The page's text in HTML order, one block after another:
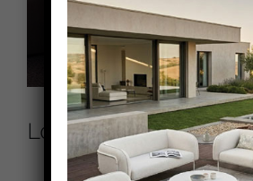
Logos